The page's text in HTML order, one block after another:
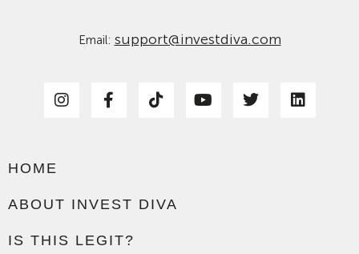
Email: support@investdiva.com
HOME
ABOUT INVEST DIVA
IS THIS LEGIT?